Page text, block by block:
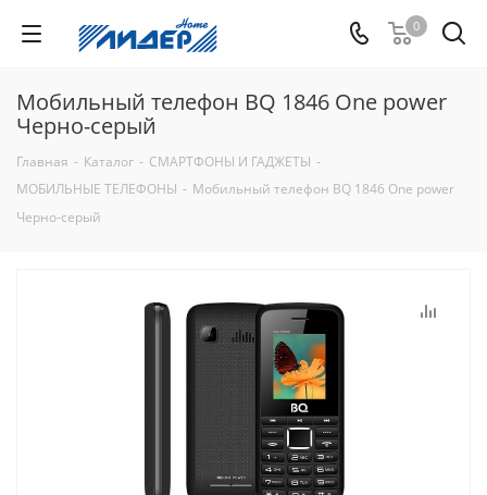
0
Мобильный телефон BQ 1846 One power
Черно-серый
Главная - Каталог - СМАРТФОНЫ И ГАДЖЕТЫ -
МОБИЛЬНЫЕ ТЕЛЕФОНЫ - Мобильный телефон BQ 1846 One power
Черно-серый